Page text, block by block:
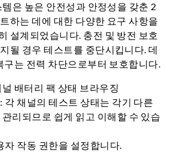
은 높은 안전성과 안정성을 갖춘 2
하는 데에 대한 다양한 요구 사항을
설계되었습니다. 충전 및 방전 보호
될 경우 테스트를 중단시킵니다. 데
구는 전력 차단으로부터 보호합니다.
배터리 팩 상태 브라우징
각 채널의 테스트 상태는 각기 다른
리되므로 쉽게 읽고 이해할 수 있습
자 작동 권한을 설정합니다.